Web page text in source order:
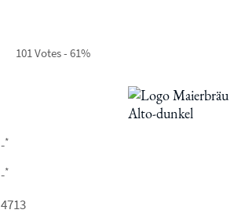
101 Votes - 61%
-*
-*
4713